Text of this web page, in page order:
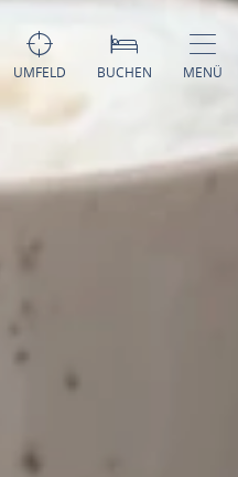
UMFELD BUCHEN MENÜ